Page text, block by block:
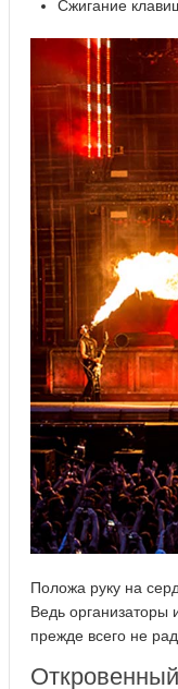
Сжигание
Положа руку на
Ведь организаторы
прежде всего не